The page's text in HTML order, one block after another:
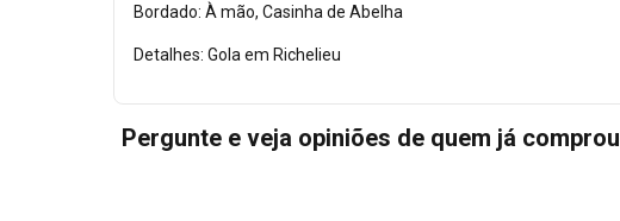
Bordado: À mão, Casinha de Abelha
Detalhes: Gola em Richelieu
Pergunte e veja opiniões de quem já comprou